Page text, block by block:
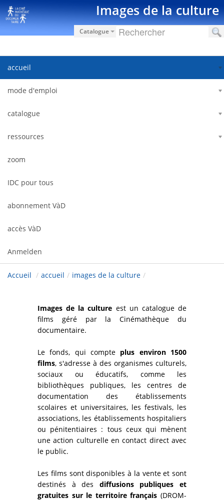
Zum Inhalt wechseln Images de la culture
Catalogue
accueil
mode d'emploi
catalogue
ressources
zoom
IDC pour tous
abonnement VàD
accès VàD
Anmelden
Accueil / accueil / images de la culture /
Images de la culture est un catalogue de
films géré par la Cinémathèque du
documentaire.
Le fonds, qui compte plus environ 1500
films, s'adresse à des organismes culturels,
sociaux ou éducatifs, comme les
bibliothèques publiques, les centres de
documentation des établissements
scolaires et universitaires, les festivals, les
associations, les établissements hospitaliers
ou pénitentiaires : tous ceux qui mènent
une action culturelle en contact direct avec
le public.
Les films sont disponibles à la vente et sont
destinés à des diffusions publiques et
gratuites sur le territoire français (DROM-